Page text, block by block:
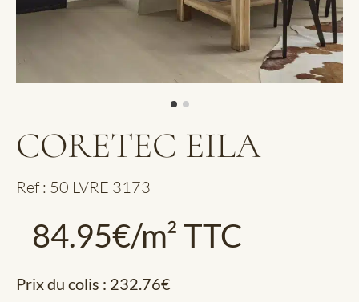
CORETEC EILA
Ref : 50 LVRE 3173
84.95€/m² TTC
Prix du colis : 232.76€